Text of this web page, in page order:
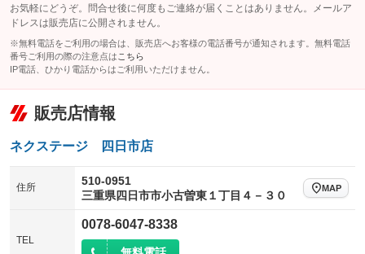
お気軽にどうぞ。問合せ後に何度もご連絡が届くことはありません。メールア
ドレスは販売店に公開されません。
※無料電話をご利用の場合は、販売店へお客様の電話番号が通知されます。無料電話
番号ご利用の際の注意点は こちら
IP電話、ひかり電話からはご利用いただけません。
販売店情報
ネクステージ 四日市店
住所
510-0951
三重県四日市市小古曽東１丁目４－３０
MAP
TEL
0078-6047-8338